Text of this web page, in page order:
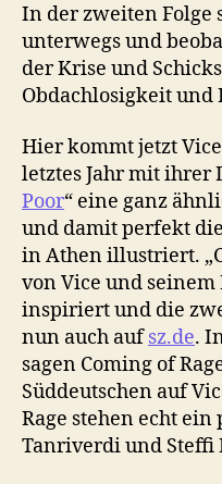
In der zweiten Folge
unterwegs und
der Krise und
Obdachlosigkeit und
Hier kommt jetzt
letztes Jahr mit ihrer
Poor“ eine ganz
und damit perfekt
in Athen illustriert.
von Vice und
inspiriert und die
nun auch aufsz.de.
sagen Coming of
Süddeutschen auf
Rage stehen echt
Tanriverdi und Steffi